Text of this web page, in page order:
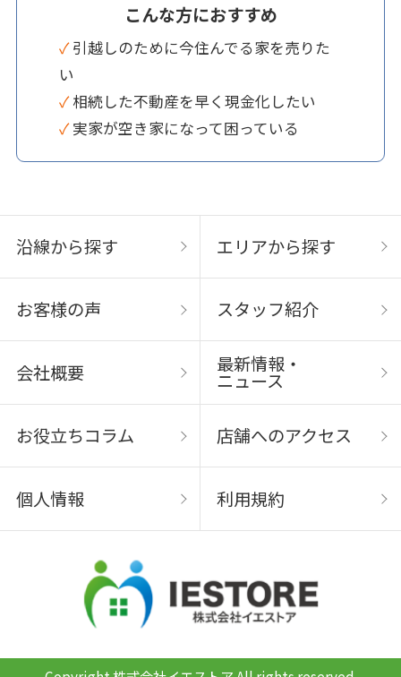
こんな方におすすめ
✓ 引越しのために今住んでる家を売りた
い
✓ 相続した不動産を早く現金化したい
✓ 実家が空き家になって困っている
沿線から探す エリアから探す
お客様の声 スタッフ紹介
会社概要 最新情報・
ニュース
お役立ちコラム 店舗へのアクセス
個人情報 利用規約